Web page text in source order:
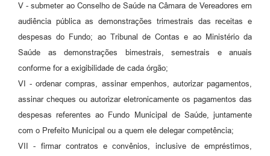
V - submeter ao Conselho de Saúde na Câmara de Vereadores em
audiência pública as demonstrações trimestrais das receitas e
despesas do Fundo; ao Tribunal de Contas e ao Ministério da
Saúde as demonstrações bimestrais, semestrais e anuais
conforme for a exigibilidade de cada órgão;
VI - ordenar compras, assinar empenhos, autorizar pagamentos,
assinar cheques ou autorizar eletronicamente os pagamentos das
despesas referentes ao Fundo Municipal de Saúde, juntamente
com o Prefeito Municipal ou a quem ele delegar competência;
VII - firmar contratos e convênios, inclusive de empréstimos,